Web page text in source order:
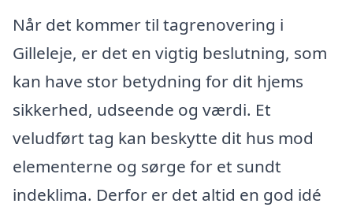
Når det kommer til tagrenovering i
Gilleleje, er det en vigtig beslutning, som
kan have stor betydning for dit hjems
sikkerhed, udseende og værdi. Et
veludført tag kan beskytte dit hus mod
elementerne og sørge for et sundt
indeklima. Derfor er det altid en god idé